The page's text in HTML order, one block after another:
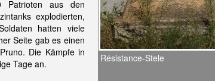
Résistance-Stele
Patrioten aus den
explodierten,
hatten viele
Seite gab es einen
Die Kämpfe in
Tage an.